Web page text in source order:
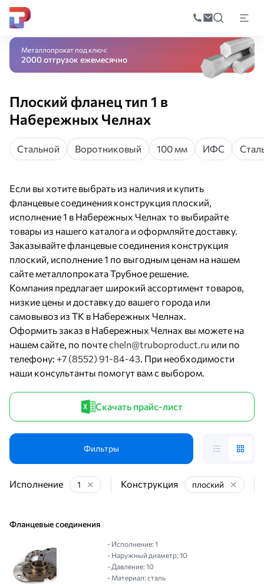
по
Главная Соединительные
Металлопрокат под ключ:
2000 отгрузок ежемесячно
Плоский фланец тип 1 в
Набережных Челнах
Стальной Воротниковый 100 мм ИФС
Если вы хотите выбрать из наличия и купить
фланцевые соединения конструкция плоский,
исполнение 1 в Набережных Челнах то выбирайте
товары из нашего каталога и оформляйте доставку.
Заказывайте фланцевые соединения конструкция
плоский, исполнение 1 по выгодным ценам на нашем
сайте металлопроката Трубное решение.
Компания предлагает широкий ассортимент товаров,
низкие цены и доставку до вашего города или
самовывоз из ТК в Набережных Челнах.
Оформить заказ в Набережных Челнах вы можете на
нашем сайте, по почтеcheln@truboproduct.ru или по
телефону: +7 (8552) 91-84-43. При необходимости
наши консультанты помогут вам с выбором.
Скачать прайс-лист
Фильтры
Исполнение 1 Конструкция плоский
Фланцевые соединения
- Исполнение: 1
- Наружный диаметр: 10
- Давление: 10
- Материал: сталь